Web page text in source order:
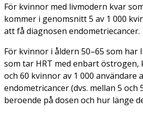
För kvinnor med livmodern kvar
kommer i genomsnitt 5 av 1 000
att få diagnosen endometriecancer.
För kvinnor i åldern 50–65 som har
som tar HRT med enbart östrogen,
och 60 kvinnor av 1 000 användare
endometricancer (dvs. mellan 5 och
beroende på dosen och hur länge